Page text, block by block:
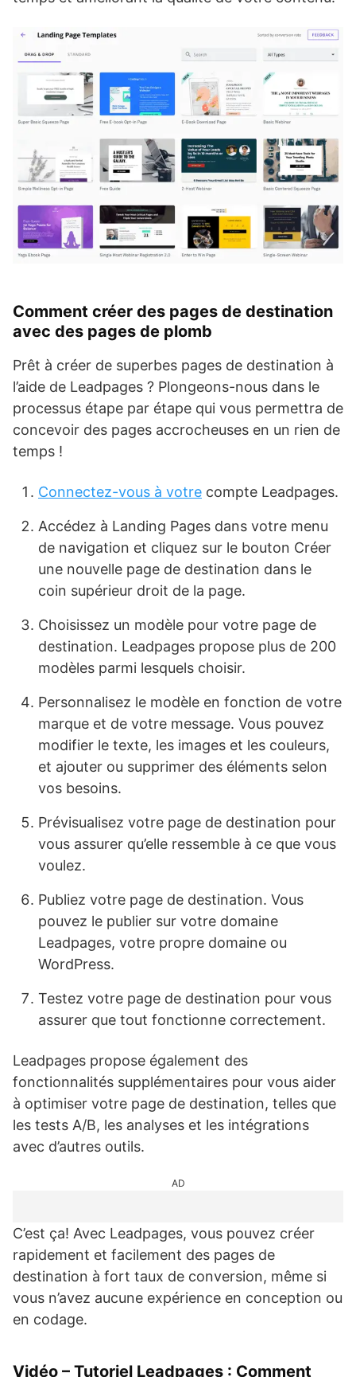
Comment créer des pages de destination
avec des pages de plomb
Prêt à créer de superbes pages de destination à
l’aide de Leadpages ? Plongeons-nous dans le
processus étape par étape qui vous permettra de
concevoir des pages accrocheuses en un rien de
temps !
Connectez-vous à votre compte Leadpages.
Accédez à Landing Pages dans votre menu
de navigation et cliquez sur le bouton Créer
une nouvelle page de destination dans le
coin supérieur droit de la page.
Choisissez un modèle pour votre page de
destination. Leadpages propose plus de 200
modèles parmi lesquels choisir.
Personnalisez le modèle en fonction de votre
marque et de votre message. Vous pouvez
modifier le texte, les images et les couleurs,
et ajouter ou supprimer des éléments selon
vos besoins.
Prévisualisez votre page de destination pour
vous assurer qu’elle ressemble à ce que vous
voulez.
Publiez votre page de destination. Vous
pouvez le publier sur votre domaine
Leadpages, votre propre domaine ou
WordPress.
Testez votre page de destination pour vous
assurer que tout fonctionne correctement.
Leadpages propose également des
fonctionnalités supplémentaires pour vous aider
à optimiser votre page de destination, telles que
les tests A/B, les analyses et les intégrations
avec d’autres outils.
AD
C’est ça! Avec Leadpages, vous pouvez créer
rapidement et facilement des pages de
destination à fort taux de conversion, même si
vous n’avez aucune expérience en conception ou
en codage.
Vidéo – Tutoriel Leadpages : Comment